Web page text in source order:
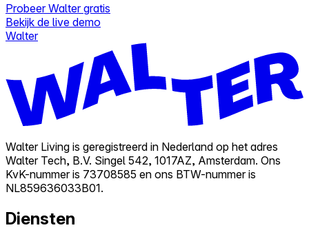
Probeer Walter gratis
Bekijk de live demo
Walter
Walter Living is geregistreerd in Nederland op het adres
Walter Tech, B.V. Singel 542, 1017AZ, Amsterdam. Ons
KvK-nummer is 73708585 en ons BTW-nummer is
NL859636033B01.
Diensten